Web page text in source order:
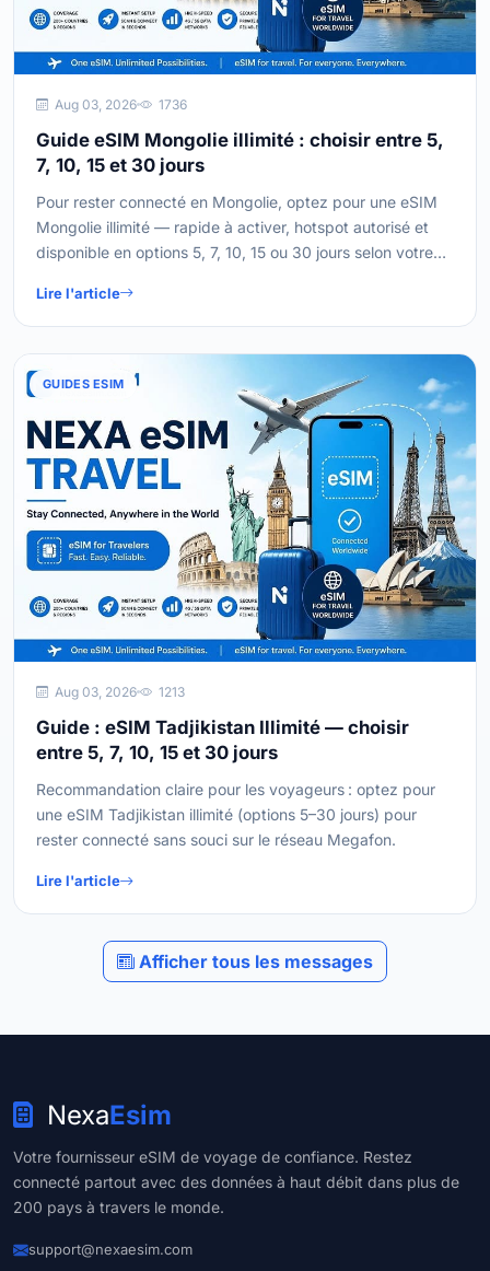
Aug 03, 2026 1736
Guide eSIM Mongolie illimité : choisir entre 5,
7, 10, 15 et 30 jours
Pour rester connecté en Mongolie, optez pour une eSIM
Mongolie illimité — rapide à activer, hotspot autorisé et
disponible en options 5, 7, 10, 15 ou 30 jours selon votre
Lire l'article
GUIDES ESIM
Aug 03, 2026 1213
Guide : eSIM Tadjikistan Illimité — choisir
entre 5, 7, 10, 15 et 30 jours
Recommandation claire pour les voyageurs : optez pour
une eSIM Tadjikistan illimité (options 5–30 jours) pour
rester connecté sans souci sur le réseau Megafon.
Lire l'article
Afficher tous les messages
NexaEsim
Votre fournisseur eSIM de voyage de confiance. Restez
connecté partout avec des données à haut débit dans plus de
200 pays à travers le monde.
support@nexaesim.com